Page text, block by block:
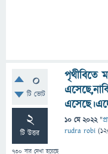
0
টি ভোট
2
টি উত্তর
730 বার দেখা হয়েছে
পৃথীবিতে
10 মে 2022 "
rudra robi (